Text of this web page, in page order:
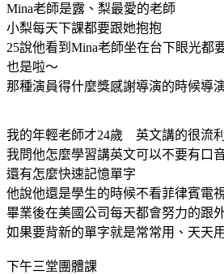
Mina老師是露、梨最愛的老師
小梨每天下課都要跟她抱抱
25說他看到Mina老師坐在台下眼光都
也是啦～
那種演員得什麼獎感謝導演的時候導
我的年輕老師才24歲 英文講的很流
我問他怎麼學習講英文可以不要有口
還有怎麼快速記憶單字
他說他還是學生的時候不看菲律賓電
畢業後在美國公司每天都會努力的跟
如果要背新的單字就是常常用、天天
下午三堂團體課